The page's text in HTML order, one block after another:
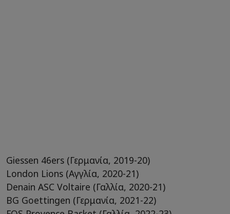
Giessen 46ers (Γερμανία, 2019-20)
London Lions (Αγγλία, 2020-21)
Denain ASC Voltaire (Γαλλία, 2020-21)
BG Goettingen (Γερμανία, 2021-22)